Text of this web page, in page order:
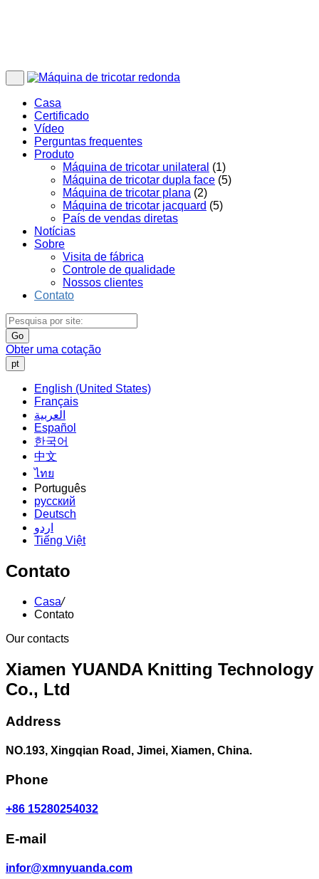
Casa
Certificado
Vídeo
Perguntas frequentes
Produto
Máquina de tricotar unilateral (1)
Máquina de tricotar dupla face (5)
Máquina de tricotar plana (2)
Máquina de tricotar jacquard (5)
País de vendas diretas
Notícias
Sobre
Visita de fábrica
Controle de qualidade
Nossos clientes
Contato
Go
Obter uma cotação
pt
English (United States)
Français
العربية
Español
한국어
中文
ไทย
Português
русский
Deutsch
اردو
Tiếng Việt
Contato
Casa/
Contato
Our contacts
Xiamen YUANDA Knitting Technology
Co., Ltd
Address
NO.193, Xingqian Road, Jimei, Xiamen, China.
Phone
+86 15280254032
E-mail
infor@xmnyuanda.com